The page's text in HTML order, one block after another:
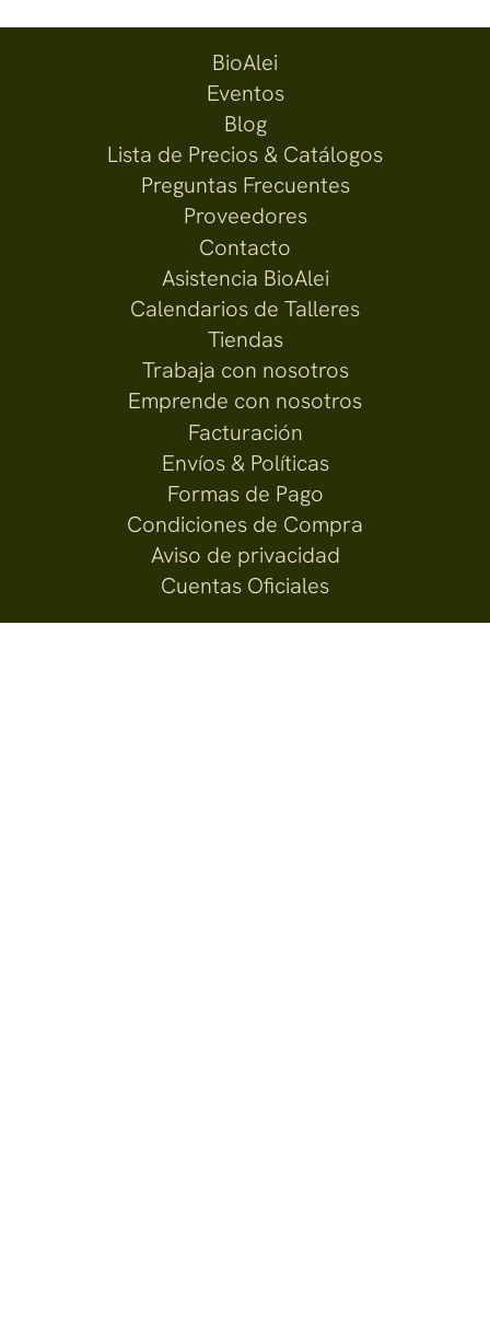
BioAlei
Eventos
Blog
Lista de Precios & Catálogos
Preguntas Frecuentes
Proveedores
Contacto
Asistencia BioAlei
Calendarios de Talleres
Tiendas
Trabaja con nosotros
Emprende con nosotros
Facturación
Envíos & Políticas
Formas de Pago
Condiciones de Compra
Aviso de privacidad
Cuentas Oficiales